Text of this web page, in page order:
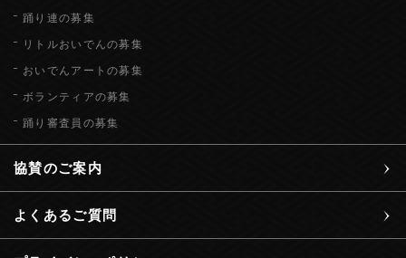
踊り連の募集
リトルおいでんの募集
おいでんアートの募集
ボランティアの募集
踊り審査員の募集
協賛のご案内
よくあるご質問